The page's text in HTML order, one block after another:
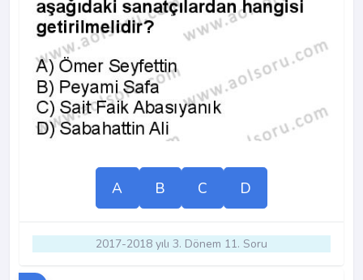
A B C D
2017-2018 yılı 3. Dönem 11. Soru